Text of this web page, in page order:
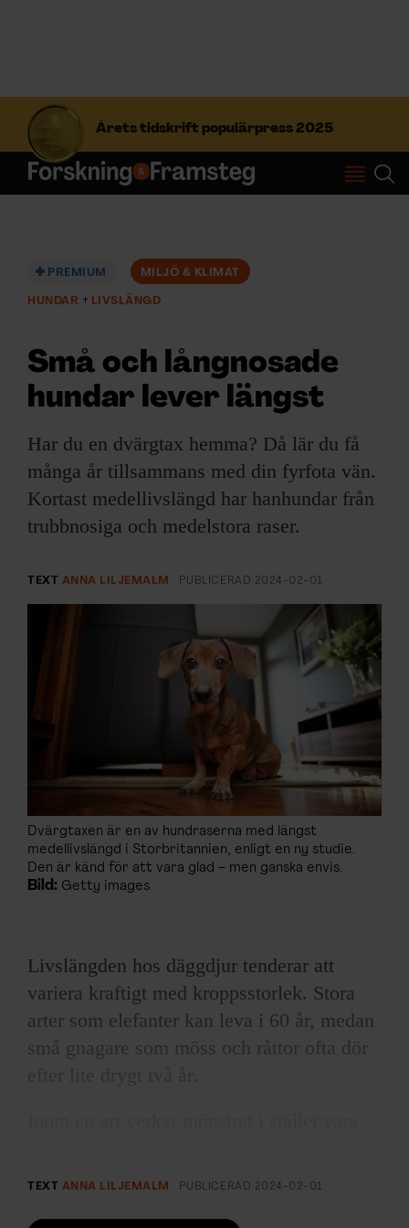
Årets tidskrift populärpress 2025
S
f
t
Prenumerera
ÄMNEN
ARKIV & E-TIDNING
LYSSNA/PODD
EVENEMANG & RESOR
PRENUMERERA PÅ F&F
ANNONSERA I F&F
PREMIUM MILJÖ & KLIMAT
HUNDAR LIVSLÄNGD
Små och långnosade
hundar lever längst
Har du en dvärgtax hemma? Då lär du få
många år tillsammans med din fyrfota vän.
Kortast medellivslängd har hanhundar från
trubbnosiga och medelstora raser.
TEXT ANNA LILJEMALM PUBLICERAD 2024-02-01
Dvärgtaxen är en av hundraserna med längst
medellivslängd i Storbritannien, enligt en ny studie.
Den är känd för att vara glad – men ganska envis.
Bild: Getty images
Livslängden hos däggdjur tenderar att
variera kraftigt med kroppsstorlek. Stora
arter som elefanter kan leva i 60 år, medan
små gnagare som möss och råttor ofta dör
liten. Det gäller även hundar.
I en ny studie, publicerad i tidskriften
TEXT ANNA LILJEMALM PUBLICERAD 2024-02-01